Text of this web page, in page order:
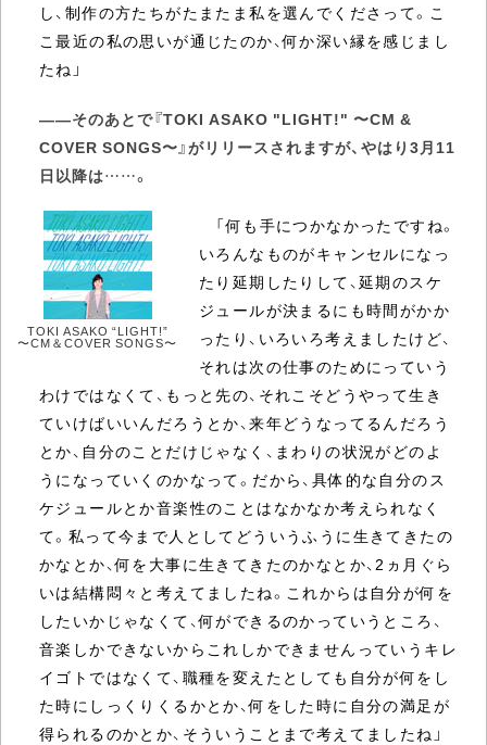
し、制作の方たちがたまたま私を選んでくださって。こ
こ最近の私の思いが通じたのか、何か深い縁を感じまし
たね」
――そのあとで『TOKI ASAKO "LIGHT!" 〜CM &
COVER SONGS〜』がリリースされますが、やはり3月11
日以降は……。
TOKI ASAKO “LIGHT!”
〜CM＆COVER SONGS〜
「何も手につかなかったですね。
いろんなものがキャンセルになっ
たり延期したりして、延期のスケ
ジュールが決まるにも時間がかか
ったり、いろいろ考えましたけど、
それは次の仕事のためにっていう
わけではなくて、もっと先の、それこそどうやって生き
ていけばいいんだろうとか、来年どうなってるんだろう
とか、自分のことだけじゃなく、まわりの状況がどのよ
うになっていくのかなって。だから、具体的な自分のス
ケジュールとか音楽性のことはなかなか考えられなく
て。私って今まで人としてどういうふうに生きてきたの
かなとか、何を大事に生きてきたのかなとか、2ヵ月ぐら
いは結構悶々と考えてましたね。これからは自分が何を
したいかじゃなくて、何ができるのかっていうところ、
音楽しかできないからこれしかできませんっていうキレ
イゴトではなくて、職種を変えたとしても自分が何をし
た時にしっくりくるかとか、何をした時に自分の満足が
得られるのかとか、そういうことまで考えてましたね」